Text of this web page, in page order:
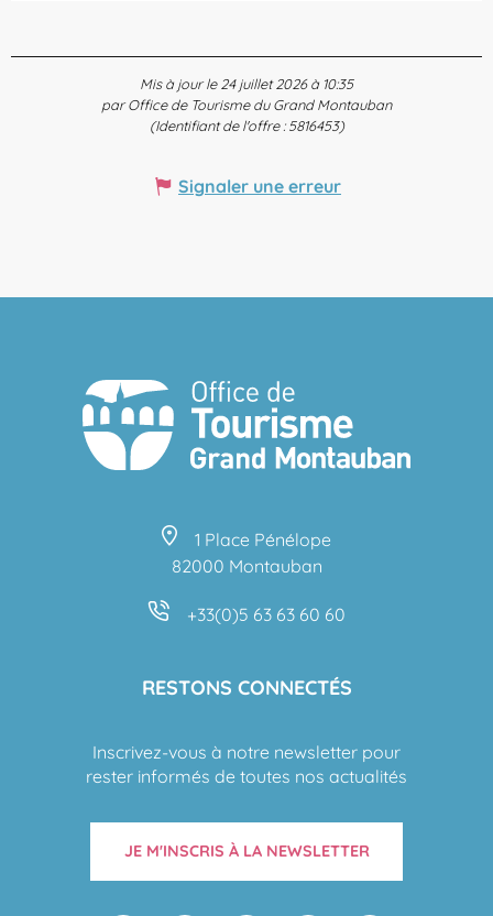
Mis à jour le 24 juillet 2026 à 10:35
par Office de Tourisme du Grand Montauban
(Identifiant de l'offre :5816453)
Signaler une erreur
1 Place Pénélope
82000 Montauban
+33(0)5 63 63 60 60
RESTONS CONNECTÉS
Inscrivez-vous à notre newsletter pour
rester informés de toutes nos actualités
JE M'INSCRIS À LA NEWSLETTER